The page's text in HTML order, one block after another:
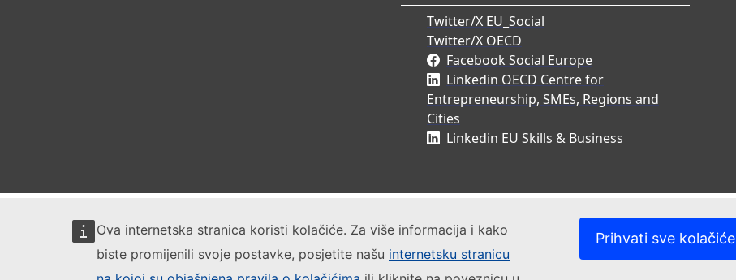
Ova internetska stranica koristi kolačiće. Za više informacija i kako
biste promijenili svoje postavke, posjetite našu internetsku stranicu
Prihvati sve kolačiće
Twitter/X EU_Social
Twitter/X OECD
Facebook Social Europe
Linkedin OECD Centre for
Entrepreneurship, SMEs, Regions and
Cities
Linkedin EU Skills & Business